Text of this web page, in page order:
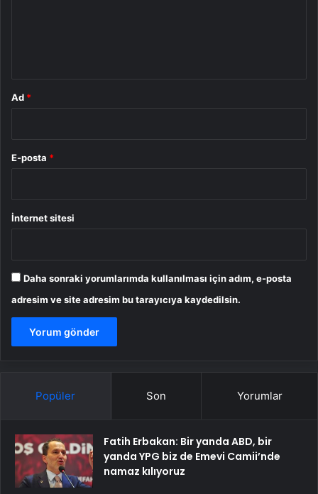
Ad *
E-posta *
İnternet sitesi
Daha sonraki yorumlarımda kullanılması için adım, e-posta
adresim ve site adresim bu tarayıcıya kaydedilsin.
Popüler Son Yorumlar
Fatih Erbakan: Bir yanda ABD, bir
yanda YPG biz de Emevi Camii’nde
namaz kılıyoruz